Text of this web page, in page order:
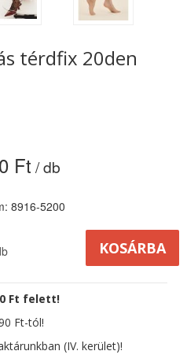
térdfix 20den
Ft / db
8916-5200
Ft felett!
Ft-tól!
(IV. kerület)!